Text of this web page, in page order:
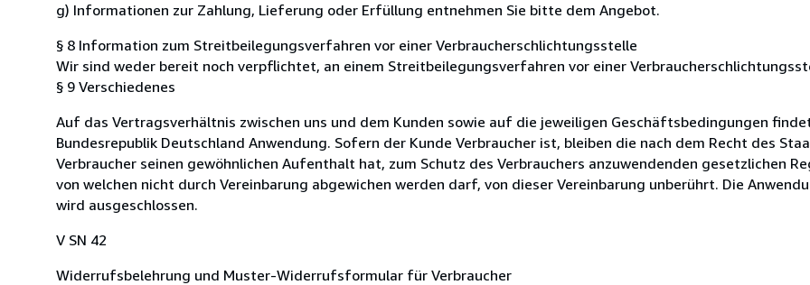
g) Informationen zur Zahlung, Lieferung oder Erfüllung entnehmen Sie bitte dem Angebot.
§ 8 Information zum Streitbeilegungsverfahren vor einer Verbraucherschlichtungsstelle
Wir sind weder bereit noch verpflichtet, an einem Streitbeilegungsverfahren vor einer
§ 9 Verschiedenes
Auf das Vertragsverhältnis zwischen uns und dem Kunden sowie auf die jeweiligen Geschäftsbedingungen
Bundesrepublik Deutschland Anwendung. Sofern der Kunde Verbraucher ist, bleiben die nach dem Recht des
Verbraucher seinen gewöhnlichen Aufenthalt hat, zum Schutz des Verbrauchers anzuwendenden gesetzlichen
von welchen nicht durch Vereinbarung abgewichen werden darf, von dieser Vereinbarung unberührt. Die
wird ausgeschlossen.
V SN 42
Widerrufsbelehrung und Muster-Widerrufsformular für Verbraucher